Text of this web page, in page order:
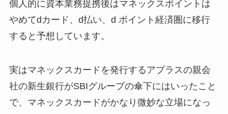
個人的に資本業務提携後はマネックスポイントは
やめてdカード、d払い、d ポイント経済圏に移行
すると予想しています。
実はマネックスカードを発行するアプラスの親会
社の新生銀行がSBIグループの傘下にはいったこと
で、マネックスカードがかなり微妙な立場になっ